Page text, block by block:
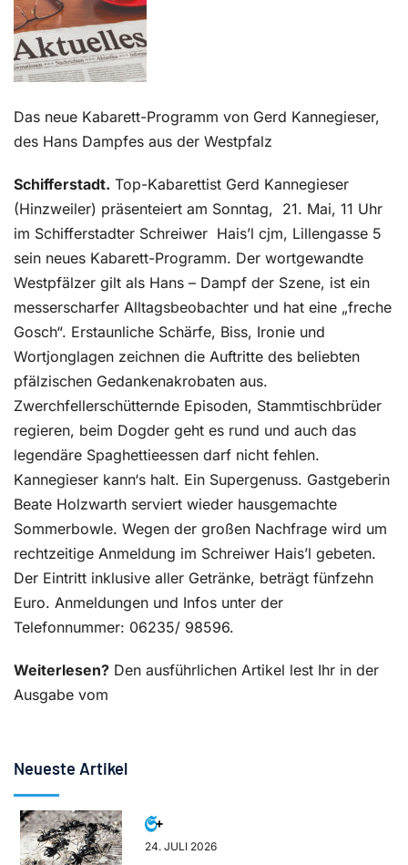
Das neue Kabarett-Programm von Gerd Kannegieser,
des Hans Dampfes aus der Westpfalz
Schifferstadt. Top-Kabarettist Gerd Kannegieser
(Hinzweiler) präsenteiert am Sonntag, 21. Mai, 11 Uhr
im Schifferstadter Schreiwer Hais’l cjm, Lillengasse 5
sein neues Kabarett-Programm. Der wortgewandte
Westpfälzer gilt als Hans – Dampf der Szene, ist ein
messerscharfer Alltagsbeobachter und hat eine „freche
Gosch“. Erstaunliche Schärfe, Biss, Ironie und
Wortjonglagen zeichnen die Auftritte des beliebten
pfälzischen Gedankenakrobaten aus.
Zwerchfellerschütternde Episoden, Stammtischbrüder
regieren, beim Dogder geht es rund und auch das
legendäre Spaghettieessen darf nicht fehlen.
Kannegieser kann‘s halt. Ein Supergenuss. Gastgeberin
Beate Holzwarth serviert wieder hausgemachte
Sommerbowle. Wegen der großen Nachfrage wird um
rechtzeitige Anmeldung im Schreiwer Hais’l gebeten.
Der Eintritt inklusive aller Getränke, beträgt fünfzehn
Euro. Anmeldungen und Infos unter der
Telefonnummer: 06235/ 98596.
Weiterlesen? Den ausführlichen Artikel lest Ihr in der
Ausgabe vom
Neueste Artikel
24. JULI 2026